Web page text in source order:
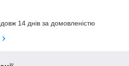
14 днів за домовленістю